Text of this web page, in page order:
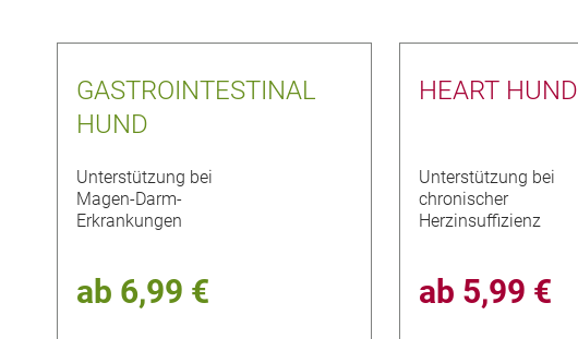
GASTROINTESTINAL
HUND
Unterstützung bei
Magen-Darm-
Erkrankungen
ab 6,99 €
HEART HUND
Unterstützung bei
chronischer
Herzinsuffizienz
ab 5,99 €